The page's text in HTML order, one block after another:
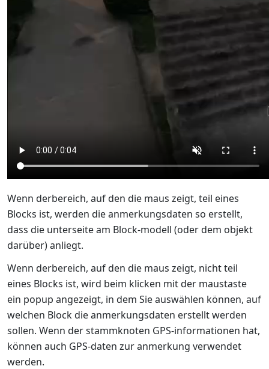
Wenn derbereich, auf den die maus zeigt, teil eines
Blocks ist, werden die anmerkungsdaten so erstellt,
dass die unterseite am Block-modell (oder dem objekt
darüber) anliegt.
Wenn derbereich, auf den die maus zeigt, nicht teil
eines Blocks ist, wird beim klicken mit der maustaste
ein popup angezeigt, in dem Sie auswählen können, auf
welchen Block die anmerkungsdaten erstellt werden
sollen. Wenn der stammknoten GPS-informationen hat,
können auch GPS-daten zur anmerkung verwendet
werden.